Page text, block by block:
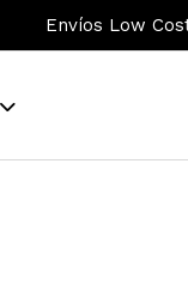
Envíos Low